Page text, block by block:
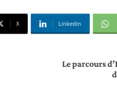
X Linkedin
Le parcours